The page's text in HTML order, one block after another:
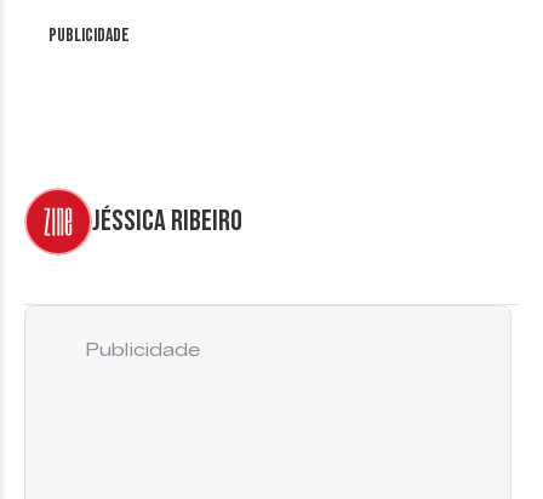
Publicidade
Jéssica Ribeiro
Publicidade